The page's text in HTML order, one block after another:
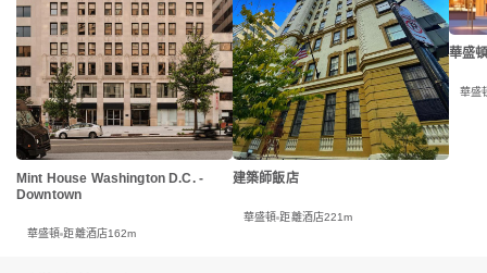
Mint House Washington D.C. -
Downtown
華盛頓 距離酒店162m
建築師飯店
華盛頓 距離酒店221m
華盛
華盛